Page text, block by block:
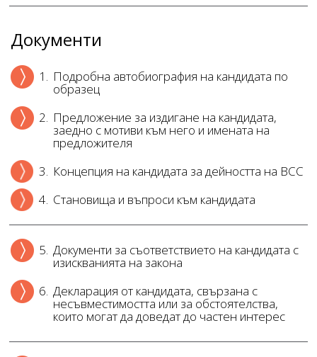
Документи
1. Подробна автобиография на кандидата по
образец
2. Предложение за издигане на кандидата,
заедно с мотиви към него и имената на
предложителя
3. Концепция на кандидата за дейността на ВСС
4. Становища и въпроси към кандидата
5. Документи за съответствието на кандидата с
изискванията на закона
6. Декларация от кандидата, свързана с
несъвместимостта или за обстоятелства,
които могат да доведат до частен интерес